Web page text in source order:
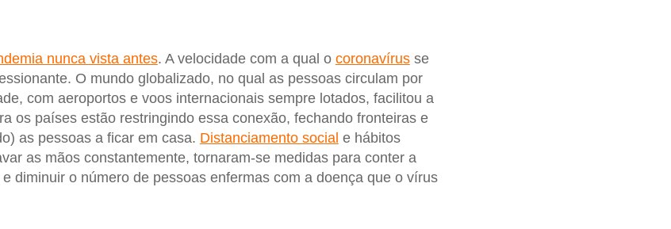
nunca vista antes. A velocidade com a qual o coronavírusse
O mundo globalizado, no qual as pessoas circulam por
com aeroportos e voos internacionais sempre lotados, facilitou a
os países estão restringindo essa conexão, fechando fronteiras e
as pessoas a ficar em casa. Distanciamento social e hábitos
as mãos constantemente, tornaram-se medidas para conter a
diminuir o número de pessoas enfermas com a doença que o vírus